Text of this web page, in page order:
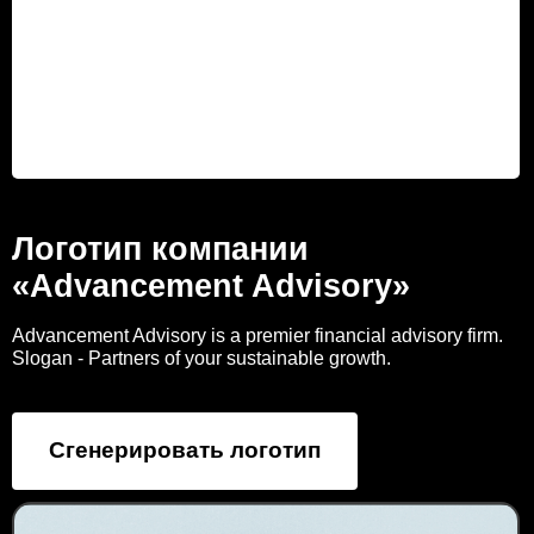
Логотип компании
«Advancement Advisory»
Advancement Advisory is a premier financial advisory firm.
Slogan - Partners of your sustainable growth.
Сгенерировать логотип